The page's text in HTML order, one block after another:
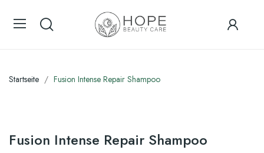
Startseite Fusion Intense Repair Shampoo
Fusion Intense Repair Shampoo